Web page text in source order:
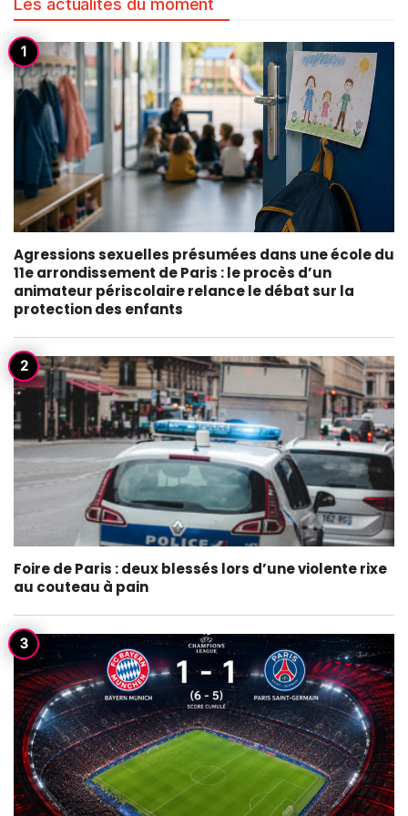
Les actualités du moment
Agressions sexuelles présumées dans une école du
11e arrondissement de Paris : le procès d’un
animateur périscolaire relance le débat sur la
protection des enfants
Foire de Paris : deux blessés lors d’une violente rixe
au couteau à pain